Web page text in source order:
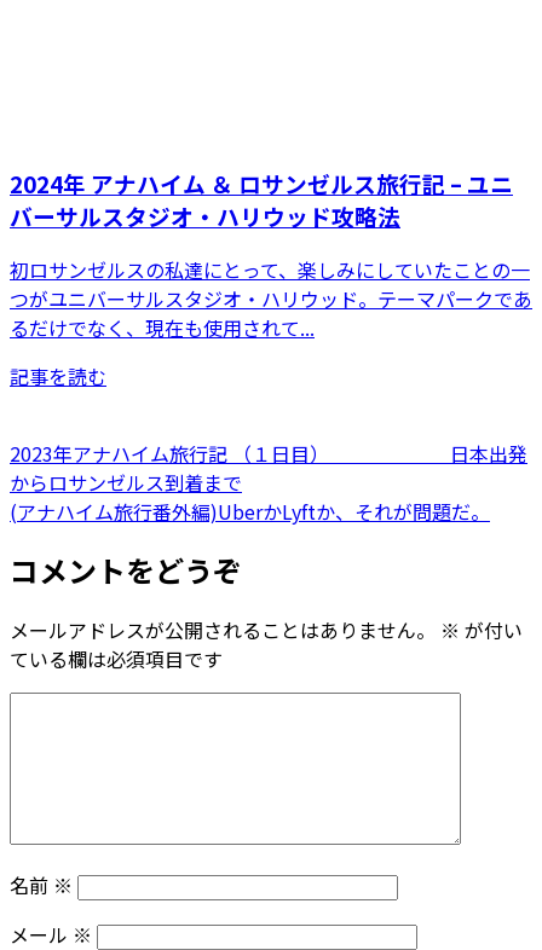
2024年 アナハイム ＆ ロサンゼルス旅行記 – ユニ
バーサルスタジオ・ハリウッド攻略法
初ロサンゼルスの私達にとって、楽しみにしていたことの一
つがユニバーサルスタジオ・ハリウッド。テーマパークであ
るだけでなく、現在も使用されて...
記事を読む
2023年アナハイム旅行記 （１日目） 日本出発
からロサンゼルス到着まで
(アナハイム旅行番外編)UberかLyftか、それが問題だ。
コメントをどうぞ
メールアドレスが公開されることはありません。 ※ が付い
ている欄は必須項目です
名前 ※
メール ※